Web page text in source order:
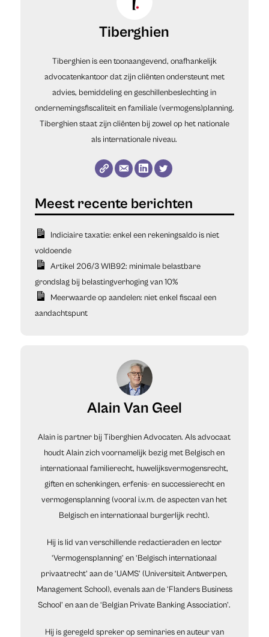
Tiberghien
Tiberghien is een toonaangevend, onafhankelijk
advocatenkantoor dat zijn cliënten ondersteunt met
advies, bemiddeling en geschillenbeslechting in
ondernemingsfiscaliteit en familiale (vermogens)planning.
Tiberghien staat zijn cliënten bij zowel op het nationale
als internationale niveau.
Indiciaire taxatie: enkel een rekeningsaldo is niet
voldoende
Artikel 206/3 WIB92: minimale belastbare
grondslag bij belastingverhoging van 10%
Meerwaarde op aandelen: niet enkel fiscaal een
aandachtspunt
Alain Van Geel
Alain is partner bij Tiberghien Advocaten. Als advocaat
houdt Alain zich voornamelijk bezig met Belgisch en
internationaal familierecht, huwelijksvermogensrecht,
giften en schenkingen, erfenis- en successierecht en
vermogensplanning (vooral i.v.m. de aspecten van het
Belgisch en internationaal burgerlijk recht).
Hij is lid van verschillende redactieraden en lector
‘Vermogensplanning’ en ‘Belgisch internationaal
privaatrecht’ aan de ‘UAMS’ (Universiteit Antwerpen,
Management School), evenals aan de ‘Flanders Business
School’ en aan de ‘Belgian Private Banking Association’.
Hij is geregeld spreker op seminaries en auteur van